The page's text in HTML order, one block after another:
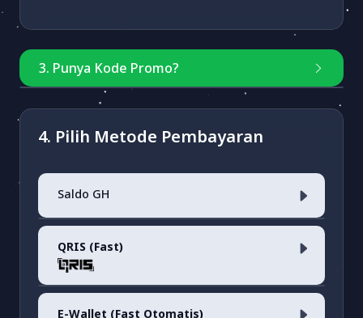
3. Punya Kode Promo?
Masukkan kode
4. Pilih Metode Pembayaran
Saldo GH
Saldo Akun
QRIS (Fast)
E-Wallet (Fast Otomatis)